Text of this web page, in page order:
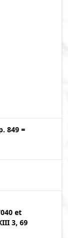
849 =
et
3, 69